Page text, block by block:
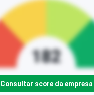
Consultar score da empresa